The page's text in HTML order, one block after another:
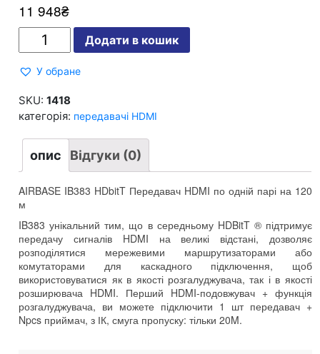
11 948₴
HDbitT
HDMI
одній
парі
на
кількість
Додати в кошик
У обране
SKU:1418
категорія: передавачі HDMI
опис Відгуки (0)
AIRBASE IB383 HDbitT Передавач HDMI по одній парі на 120
м
IB383 унікальний тим, що в середньому HDBitT ® підтримує
передачу сигналів HDMI на великі відстані, дозволяє
розподілятися мережевими маршрутизаторами або
комутаторами для каскадного підключення, щоб
використовуватися як в якості розгалуджувача, так і в якості
розширювача HDMI. Перший HDMI-подовжувач + функція
розгалуджувача, ви можете підключити 1 шт передавач +
Npcs приймач, з ІК, смуга пропуску: тільки 20M.